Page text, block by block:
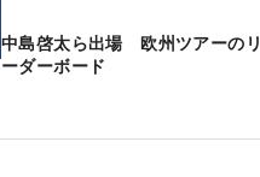
中島啓太ら出場 欧州ツアーのリ
ーダーボード